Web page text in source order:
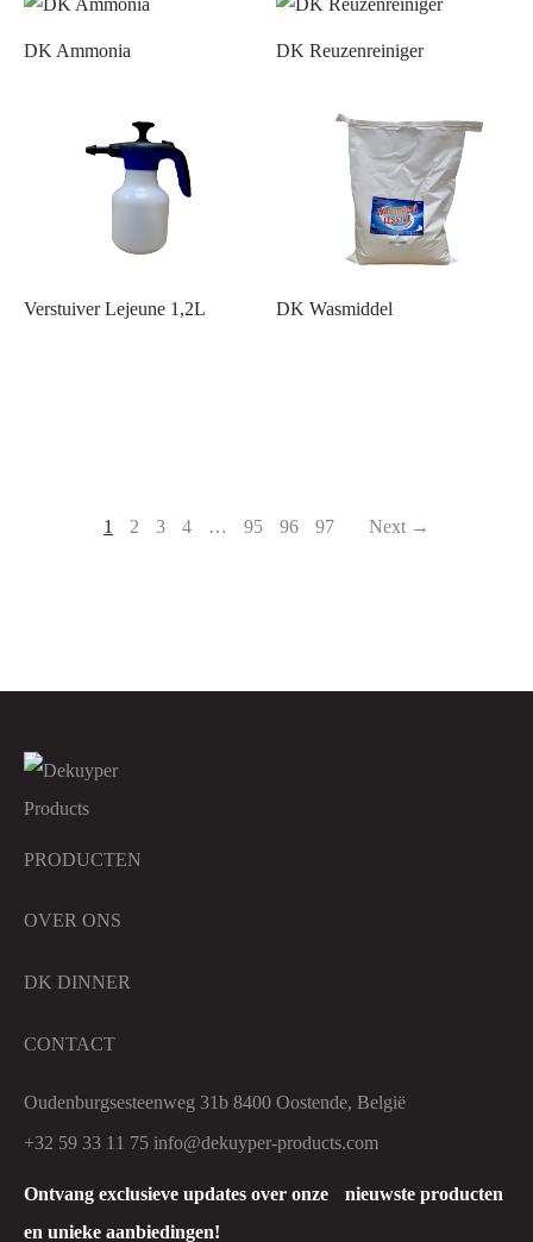
DK Ammonia DK Reuzenreiniger
Verstuiver Lejeune 1,2L DK Wasmiddel
1 2 3 4 … 95 96 97 Next →
Ontvang exclusieve updates over onze nieuwste producten
en unieke aanbiedingen!
PRODUCTEN
OVER ONS
DK DINNER
CONTACT
Oudenburgsesteenweg 31b 8400 Oostende, België
+32 59 33 11 75 info@dekuyper-products.com